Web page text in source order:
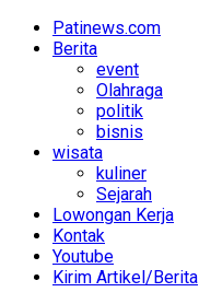
Patinews.com
Berita
event
Olahraga
politik
bisnis
wisata
kuliner
Sejarah
Lowongan Kerja
Kontak
Youtube
Kirim Artikel/Berita